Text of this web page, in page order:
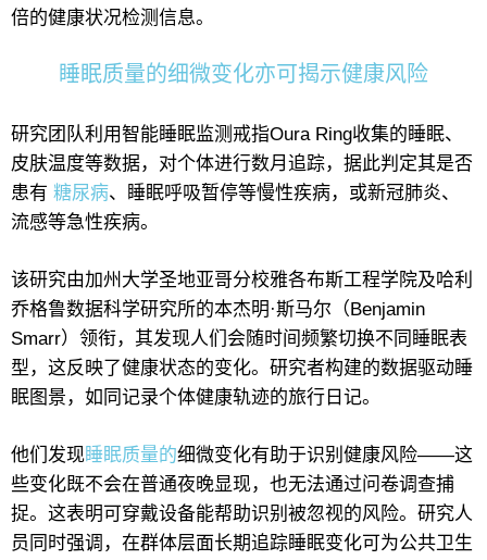
倍的健康状况检测信息。
睡眠质量的细微变化亦可揭示健康风险
研究团队利用智能睡眠监测戒指Oura Ring收集的睡眠、
皮肤温度等数据，对个体进行数月追踪，据此判定其是否
患有 糖尿病、睡眠呼吸暂停等慢性疾病，或新冠肺炎、
流感等急性疾病。
该研究由加州大学圣地亚哥分校雅各布斯工程学院及哈利
乔格鲁数据科学研究所的本杰明·斯马尔（Benjamin
Smarr）领衔，其发现人们会随时间频繁切换不同睡眠表
型，这反映了健康状态的变化。研究者构建的数据驱动睡
眠图景，如同记录个体健康轨迹的旅行日记。
他们发现睡眠质量的细微变化有助于识别健康风险——这
些变化既不会在普通夜晚显现，也无法通过问卷调查捕
捉。这表明可穿戴设备能帮助识别被忽视的风险。研究人
员同时强调，在群体层面长期追踪睡眠变化可为公共卫生